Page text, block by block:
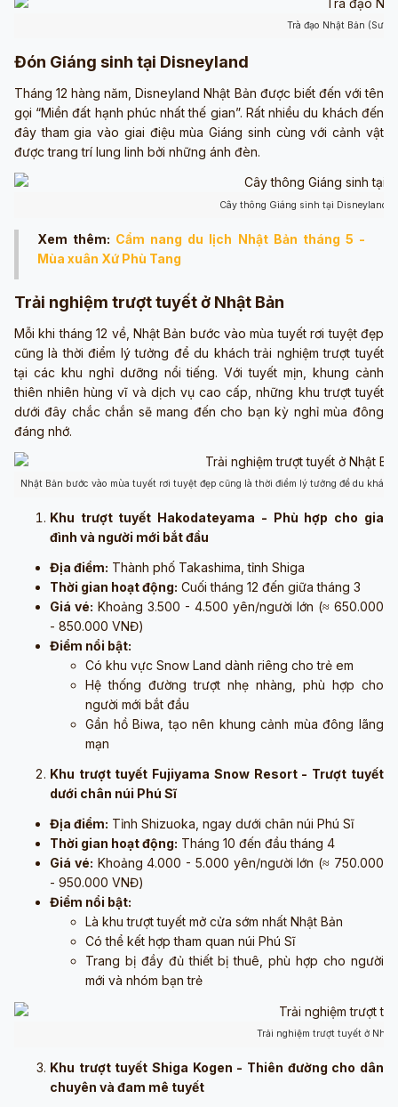
Trà đạo Nhật Bản (Sưu
Đón Giáng sinh tại Disneyland
Tháng 12 hàng năm, Disneyland Nhật Bản được biết đến với tên
gọi “Miền đất hạnh phúc nhất thế gian”. Rất nhiều du khách đến
đây tham gia vào giai điệu mùa Giáng sinh cùng với cảnh vật
được trang trí lung linh bởi những ánh đèn.
Cây thông Giáng sinh tại Disneyland
Xem thêm: Cẩm nang du lịch Nhật Bản tháng 5 -
Mùa xuân Xứ Phù Tang
Trải nghiệm trượt tuyết ở Nhật Bản
Mỗi khi tháng 12 về, Nhật Bản bước vào mùa tuyết rơi tuyệt đẹp
cũng là thời điểm lý tưởng để du khách trải nghiệm trượt tuyết
tại các khu nghỉ dưỡng nổi tiếng. Với tuyết mịn, khung cảnh
thiên nhiên hùng vĩ và dịch vụ cao cấp, những khu trượt tuyết
dưới đây chắc chắn sẽ mang đến cho bạn kỳ nghỉ mùa đông
đáng nhớ.
Nhật Bản bước vào mùa tuyết rơi tuyệt đẹp cũng là thời điểm lý tưởng để du
Khu trượt tuyết Hakodateyama - Phù hợp cho gia
đình và người mới bắt đầu
Địa điểm: Thành phố Takashima, tỉnh Shiga
Thời gian hoạt động: Cuối tháng 12 đến giữa tháng 3
Giá vé: Khoảng 3.500 - 4.500 yên/người lớn (≈ 650.000
- 850.000 VNĐ)
Điểm nổi bật:
Có khu vực Snow Land dành riêng cho trẻ em
Hệ thống đường trượt nhẹ nhàng, phù hợp cho
người mới bắt đầu
Gần hồ Biwa, tạo nên khung cảnh mùa đông lãng
mạn
Khu trượt tuyết Fujiyama Snow Resort - Trượt tuyết
dưới chân núi Phú Sĩ
Địa điểm: Tỉnh Shizuoka, ngay dưới chân núi Phú Sĩ
Thời gian hoạt động: Tháng 10 đến đầu tháng 4
Giá vé: Khoảng 4.000 - 5.000 yên/người lớn (≈ 750.000
- 950.000 VNĐ)
Điểm nổi bật:
Là khu trượt tuyết mở cửa sớm nhất Nhật Bản
Có thể kết hợp tham quan núi Phú Sĩ
Trang bị đầy đủ thiết bị thuê, phù hợp cho người
mới và nhóm bạn trẻ
Trải nghiệm trượt tuyết ở Nhật
Khu trượt tuyết Shiga Kogen - Thiên đường cho dân
chuyên và đam mê tuyết